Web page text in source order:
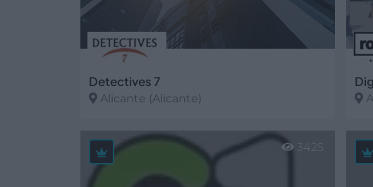
Detectives 7
Alicante (Alicante)